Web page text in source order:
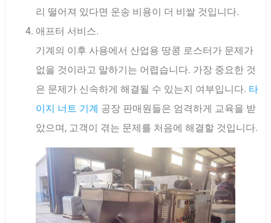
리 떨어져 있다면 운송 비용이 더 비쌀 것입니다.
애프터 서비스.
기계의 이후 사용에서 산업용 땅콩 로스터가 문제가
없을 것이라고 말하기는 어렵습니다. 가장 중요한 것
은 문제가 신속하게 해결될 수 있는지 여부입니다. 타
이지 너트 기계 공장 판매원들은 엄격하게 교육을 받
았으며, 고객이 겪는 문제를 처음에 해결할 것입니다.